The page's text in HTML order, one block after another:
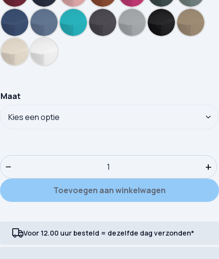
Maat
Hoeslaken Good Morning Uni - Katoen Jersey aantal
− +
Toevoegen aan winkelwagen
Voor 12.00 uur besteld = dezelfde dag verzonden*